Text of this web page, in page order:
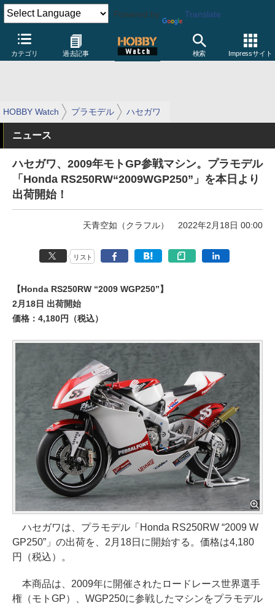
Powered by Translate
カテゴリ 過去記事 検索 Impressサイト
HOBBY Watch プラモデル ハセガワ
ニュース
ハセガワ、2009年モトGP参戦マシン。プラモデル
「Honda RS250RW“2009WGP250”」を本日より
出荷開始！
天青空如（クラフル） 2022年2月18日 00:00
リスト
【Honda RS250RW “2009 WGP250”】
2月18日 出荷開始
価格：4,180円（税込）
ハセガワは、プラモデル「Honda RS250RW “2009 W
GP250”」の出荷を、2月18日に開始する。価格は4,180
円（税込）。
本商品は、2009年に開催されたロードレース世界選手
権（モトGP）、WGP250に参戦したマシンをプラモデル